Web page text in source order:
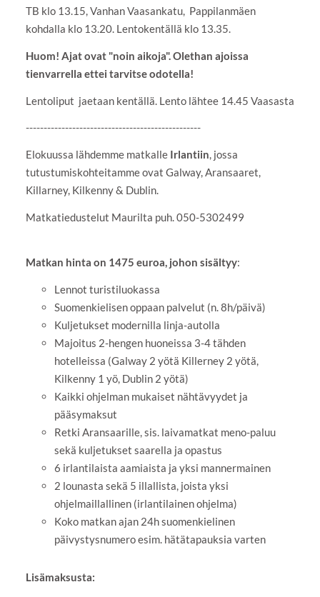
TB klo 13.15, Vanhan Vaasankatu, Pappilanmäen
kohdalla klo 13.20. Lentokentällä klo 13.35.
Huom! Ajat ovat "noin aikoja". Olethan ajoissa
tienvarrella ettei tarvitse odotella!
Lentoliput jaetaan kentällä. Lento lähtee 14.45 Vaasasta
-------------------------------------------------
Elokuussa lähdemme matkalle Irlantiin, jossa
tutustumiskohteitamme ovat Galway, Aransaaret,
Killarney, Kilkenny & Dublin.
Matkatiedustelut Maurilta puh. 050-5302499
Matkan hinta on 1475 euroa, johon sisältyy:
Lennot turistiluokassa
Suomenkielisen oppaan palvelut (n. 8h/päivä)
Kuljetukset modernilla linja-autolla
Majoitus 2-hengen huoneissa 3-4 tähden
hotelleissa (Galway 2 yötä Killerney 2 yötä,
Kilkenny 1 yö, Dublin 2 yötä)
Kaikki ohjelman mukaiset nähtävyydet ja
pääsymaksut
Retki Aransaarille, sis. laivamatkat meno-paluu
sekä kuljetukset saarella ja opastus
6 irlantilaista aamiaista ja yksi mannermainen
2 lounasta sekä 5 illallista, joista yksi
ohjelmaillallinen (irlantilainen ohjelma)
Koko matkan ajan 24h suomenkielinen
päivystysnumero esim. hätätapauksia varten
Lisämaksusta: